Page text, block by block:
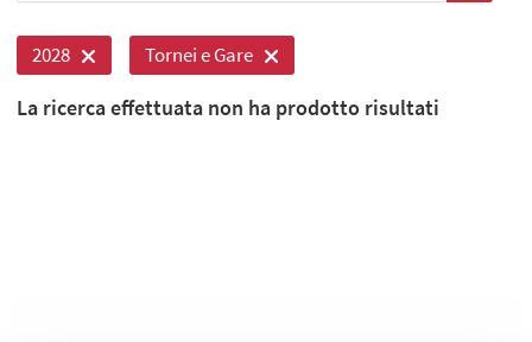
2028 Tornei e Gare
La ricerca effettuata non ha prodotto risultati